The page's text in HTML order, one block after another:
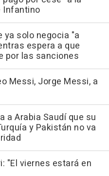
Infantino
ya solo negocia "a
espera a que
por las sanciones
Messi, Jorge Messi, a
a Arabia Saudí que su
y Pakistán no va
"El viernes estará en